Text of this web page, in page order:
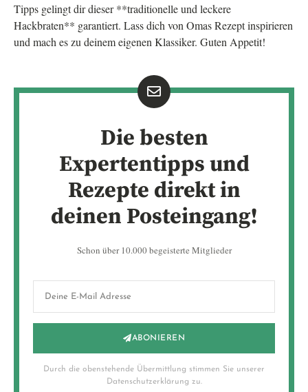
Tipps gelingt dir dieser **traditionelle und leckere
Hackbraten** garantiert. Lass dich von Omas Rezept inspirieren
und mach es zu deinem eigenen Klassiker. Guten Appetit!
Die besten
Expertentipps und
Rezepte direkt in
deinen Posteingang!
Schon über 10.000 begeisterte Mitglieder
ABONIEREN
Durch die obenstehende Übermittlung stimmen Sie unserer
Datenschutzerklärung zu.